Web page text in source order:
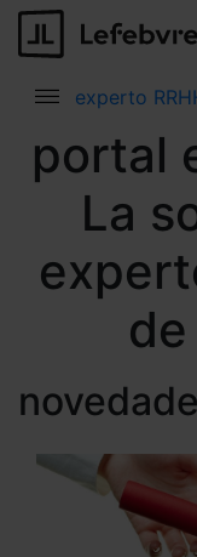
experto
portal
La